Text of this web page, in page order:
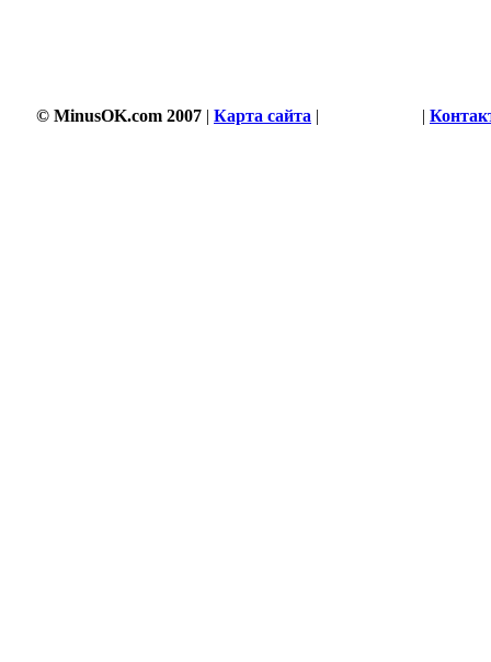
© MinusOK.com 2007 | Карта сайта | |